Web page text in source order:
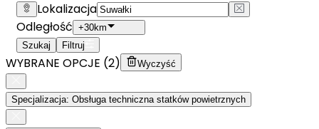
Lokalizacja
Odległość +30km
Szukaj
Filtruj
WYBRANE OPCJE (2) Wyczyść
Specjalizacja: Obsługa techniczna statków powietrznych